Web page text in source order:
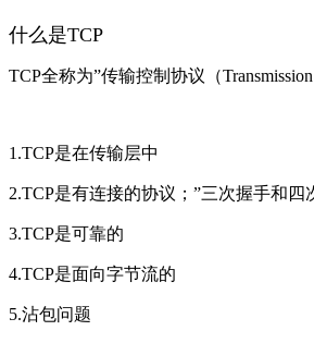
什么是TCP
TCP全称为”传输控制协议（Transmission
1.TCP是在传输层中
2.TCP是有连接的协议；”三次握手和四
3.TCP是可靠的
4.TCP是面向字节流的
5.沾包问题